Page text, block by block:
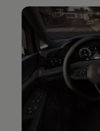
Warn-
Live
Magazin